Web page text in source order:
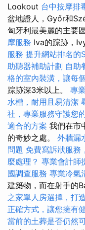
Lookout 台中按摩排
盆地證人，Győr和
匈牙利最美麗的主要
摩服務 Iva的踪跡，
服務 提升網站排名的
助聽器補助計劃 自助
格的室內裝潢，讓每
踪跡深3米以上。 專
水槽，耐用且易清潔
社，專業服務守護您
適合的方案 我們在市
的奇妙之處。 外牆漏
問題 免費寫訴狀服務
麼處理？ 專業會計師
國調查服務 專業冷氣
建築物，而在射手的
之家單人房選擇，打
正確方式，讓您擁有
當前的土葬是否仍然